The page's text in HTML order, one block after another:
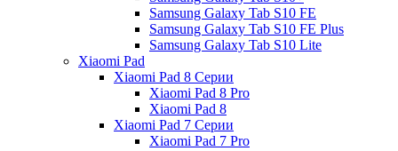
Samsung Galaxy Tab S10 FE
Samsung Galaxy Tab S10 FE Plus
Samsung Galaxy Tab S10 Lite
Xiaomi Pad
Xiaomi Pad 8 Серии
Xiaomi Pad 8 Pro
Xiaomi Pad 8
Xiaomi Pad 7 Серии
Xiaomi Pad 7 Pro